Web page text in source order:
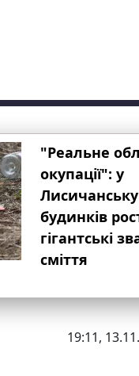
"Реальне
окупації": у
будинків
гігантські
сміття
19:11,